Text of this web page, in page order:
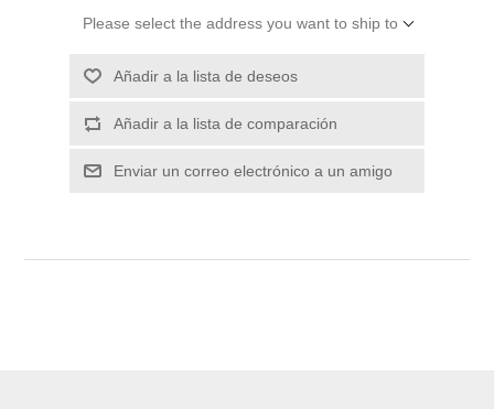
Please select the address you want to ship to